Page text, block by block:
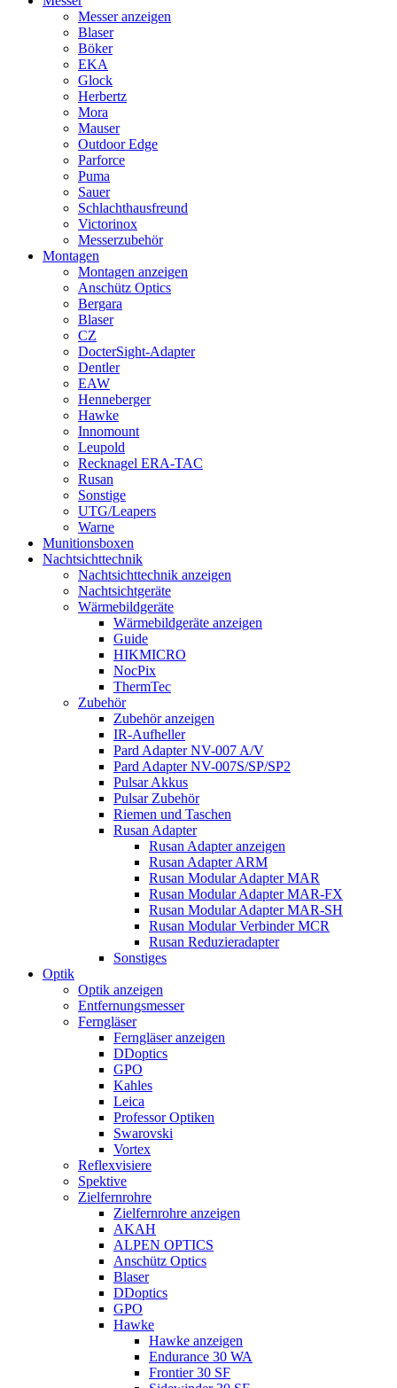
Messer anzeigen
Blaser
Böker
EKA
Glock
Herbertz
Mora
Mauser
Outdoor Edge
Parforce
Puma
Sauer
Schlachthausfreund
Victorinox
Messerzubehör
Montagen
Montagen anzeigen
Anschütz Optics
Bergara
Blaser
CZ
DocterSight-Adapter
Dentler
EAW
Henneberger
Hawke
Innomount
Leupold
Recknagel ERA-TAC
Rusan
Sonstige
UTG/Leapers
Warne
Munitionsboxen
Nachtsichttechnik
Nachtsichttechnik anzeigen
Nachtsichtgeräte
Wärmebildgeräte
Wärmebildgeräte anzeigen
Guide
HIKMICRO
NocPix
ThermTec
Zubehör
Zubehör anzeigen
IR-Aufheller
Pard Adapter NV-007 A/V
Pard Adapter NV-007S/SP/SP2
Pulsar Akkus
Pulsar Zubehör
Riemen und Taschen
Rusan Adapter
Rusan Adapter anzeigen
Rusan Adapter ARM
Rusan Modular Adapter MAR
Rusan Modular Adapter MAR-FX
Rusan Modular Adapter MAR-SH
Rusan Modular Verbinder MCR
Rusan Reduzieradapter
Sonstiges
Optik
Optik anzeigen
Entfernungsmesser
Ferngläser
Ferngläser anzeigen
DDoptics
GPO
Kahles
Leica
Professor Optiken
Swarovski
Vortex
Reflexvisiere
Spektive
Zielfernrohre
Zielfernrohre anzeigen
AKAH
ALPEN OPTICS
Anschütz Optics
Blaser
DDoptics
GPO
Hawke
Hawke anzeigen
Endurance 30 WA
Frontier 30 SF